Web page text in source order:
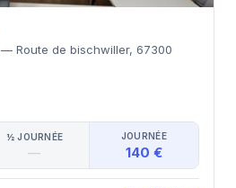
— Route de bischwiller, 67300
½ JOURNÉE
—
JOURNÉE
140 €